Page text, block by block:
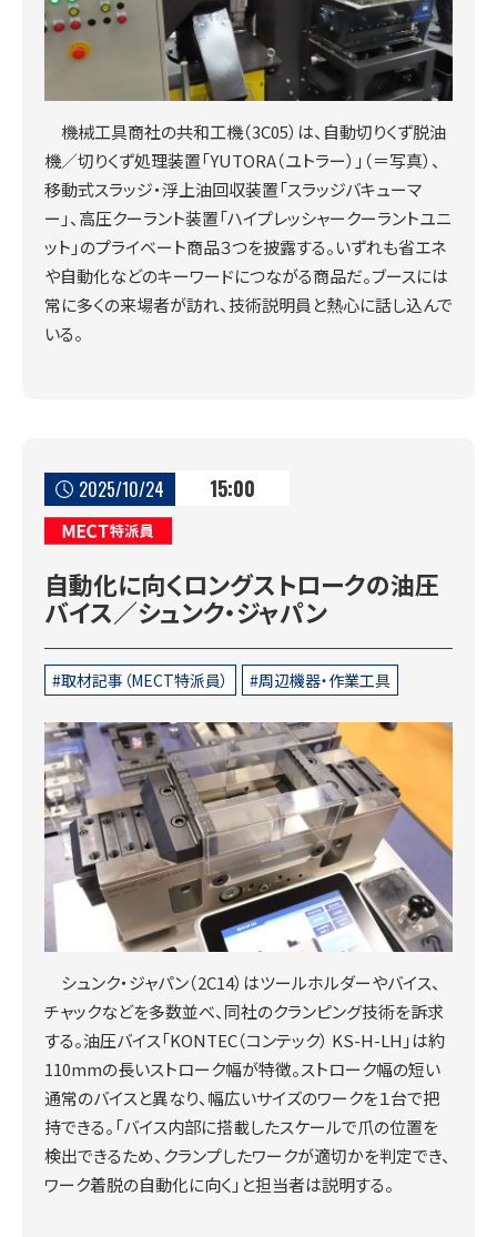
機械工具商社の共和工機（3C05）は、自動切りくず脱油
機／切りくず処理装置「YUTORA（ユトラー）」（＝写真）、
移動式スラッジ・浮上油回収装置「スラッジバキューマ
ー」、高圧クーラント装置「ハイプレッシャークーラントユニ
ット」のプライベート商品３つを披露する。いずれも省エネ
や自動化などのキーワードにつながる商品だ。ブースには
常に多くの来場者が訪れ、技術説明員と熱心に話し込んで
いる。
2025/10/24 15:00
MECT特派員
自動化に向くロングストロークの油圧
バイス／シュンク・ジャパン
取材記事（MECT特派員） 周辺機器・作業工具
シュンク・ジャパン（2C14）はツールホルダーやバイス、
チャックなどを多数並べ、同社のクランピング技術を訴求
する。油圧バイス「KONTEC（コンテック） KS-H-LH」は約
110mmの長いストローク幅が特徴。ストローク幅の短い
通常のバイスと異なり、幅広いサイズのワークを１台で把
持できる。「バイス内部に搭載したスケールで爪の位置を
検出できるため、クランプしたワークが適切かを判定でき、
ワーク着脱の自動化に向く」と担当者は説明する。